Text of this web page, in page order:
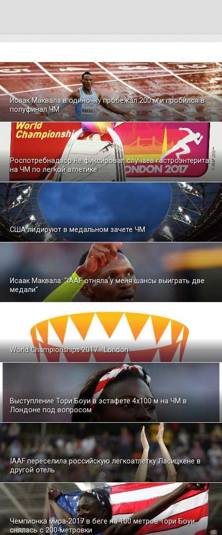
Исаак Маквала в одиночку пробежал 200 м и пробился в
полуфинал ЧМ
Роспотребнадзор не фиксировал случаев гастроэнтерита
на ЧМ по легкой атлетике
США лидируют в медальном зачете ЧМ
Исаак Маквала: "IAAF отняла у меня шансы выиграть две
медали"
World Championships 2017 - London
Выступление Тори Боуи в эстафете 4х100 м на ЧМ в
Лондоне под вопросом
IAAF переселила российскую легкоатлетку Ласицкене в
другой отель
Чемпионка мира-2017 в беге на 100 метров Тори Боуи
снялась с 200-метровки